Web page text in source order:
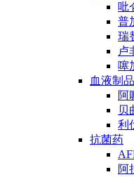
吡
普
瑞
卢
噻
血液制品
阿
贝
利
抗菌药
阿